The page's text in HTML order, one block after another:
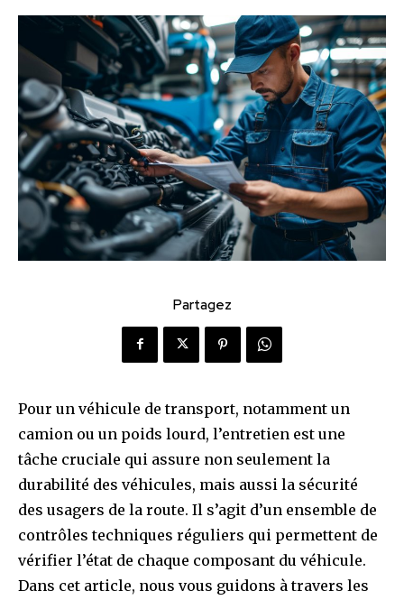
Partagez
Pour un véhicule de transport, notamment un
camion ou un poids lourd, l’entretien est une
tâche cruciale qui assure non seulement la
durabilité des véhicules, mais aussi la sécurité
des usagers de la route. Il s’agit d’un ensemble de
contrôles techniques réguliers qui permettent de
vérifier l’état de chaque composant du véhicule.
Dans cet article, nous vous guidons à travers les